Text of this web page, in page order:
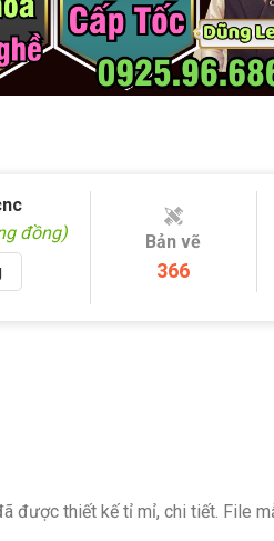
đồng)
Bản vẽ
366
được thiết kế tỉ mỉ, chi tiết. File